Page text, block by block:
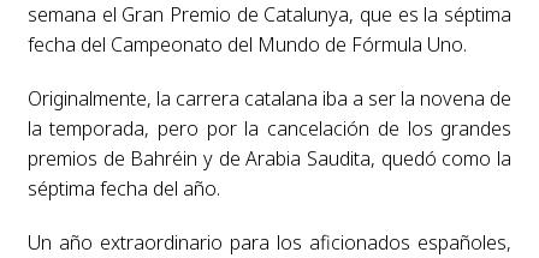
semana el Gran Premio de Catalunya, que es la séptima
fecha del Campeonato del Mundo de Fórmula Uno.
Originalmente, la carrera catalana iba a ser la novena de
la temporada, pero por la cancelación de los grandes
premios de Bahréin y de Arabia Saudita, quedó como la
séptima fecha del año.
Un año extraordinario para los aficionados españoles,